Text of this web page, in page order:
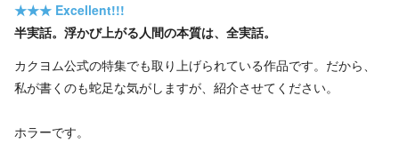
★★★ Excellent!!!
半実話。浮かび上がる人間の本質は、全実話。
カクヨム公式の特集でも取り上げられている作品です。だから、
私が書くのも蛇足な気がしますが、紹介させてください。
ホラーです。